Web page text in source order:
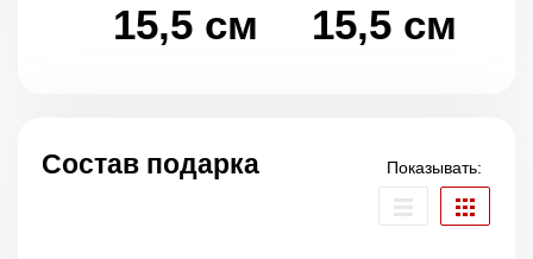
15,5 см 15,5 см
Состав подарка Показывать: